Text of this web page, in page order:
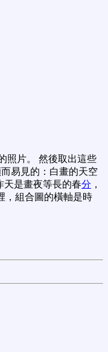
照片。 然後取出這些
而易見的：白畫的天空
天是畫夜等長的春分 ，
，組合圖的橫軸是時